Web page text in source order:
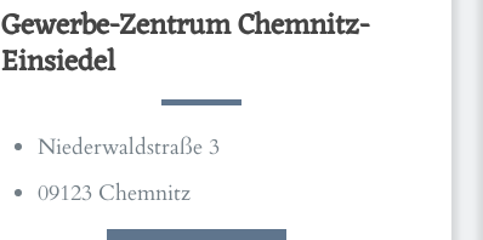
Gewerbe-Zentrum Chemnitz-
Einsiedel
Niederwaldstraße 3
09123 Chemnitz